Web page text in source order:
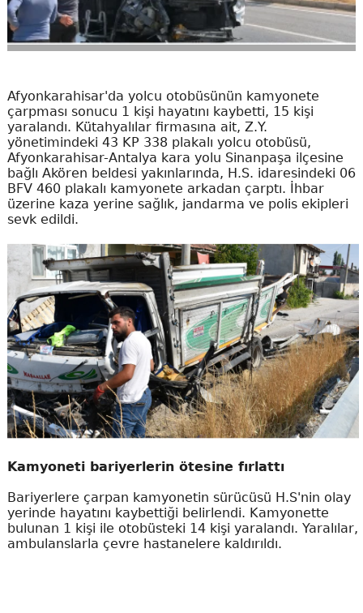
Afyonkarahisar'da yolcu otobüsünün kamyonete
çarpması sonucu 1 kişi hayatını kaybetti, 15 kişi
yaralandı. Kütahyalılar firmasına ait, Z.Y.
yönetimindeki 43 KP 338 plakalı yolcu otobüsü,
Afyonkarahisar-Antalya kara yolu Sinanpaşa ilçesine
bağlı Akören beldesi yakınlarında, H.S. idaresindeki 06
BFV 460 plakalı kamyonete arkadan çarptı. İhbar
üzerine kaza yerine sağlık, jandarma ve polis ekipleri
sevk edildi.
Kamyoneti bariyerlerin ötesine fırlattı
Bariyerlere çarpan kamyonetin sürücüsü H.S'nin olay
yerinde hayatını kaybettiği belirlendi. Kamyonette
bulunan 1 kişi ile otobüsteki 14 kişi yaralandı. Yaralılar,
ambulanslarla çevre hastanelere kaldırıldı.